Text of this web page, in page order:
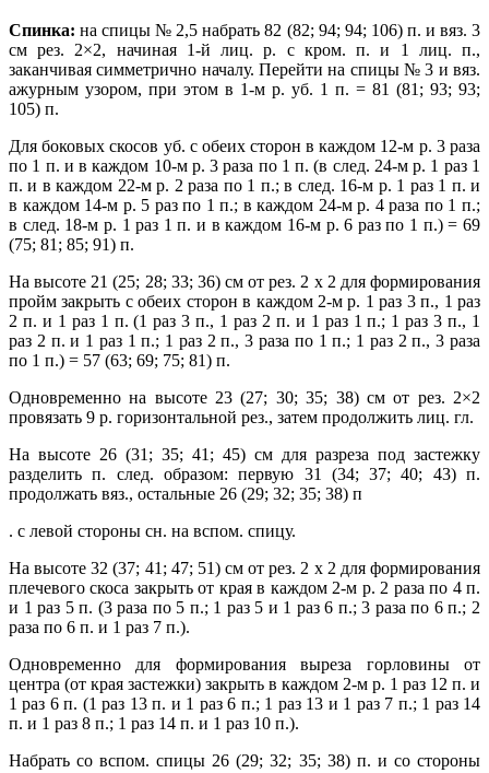
Спинка: на спицы № 2,5 набрать 82 (82; 94; 94; 106) п. и вяз. 3
см рез. 2×2, начиная 1-й лиц. р. с кром. п. и 1 лиц. п.,
заканчивая симметрично началу. Перейти на спицы № 3 и вяз.
ажурным узором, при этом в 1-м р. уб. 1 п. = 81 (81; 93; 93;
105) п.
Для боковых скосов уб. с обеих сторон в каждом 12-м р. 3 раза
по 1 п. и в каждом 10-м р. 3 раза по 1 п. (в след. 24-м р. 1 раз 1
п. и в каждом 22-м р. 2 раза по 1 п.; в след. 16-м р. 1 раз 1 п. и
в каждом 14-м р. 5 раз по 1 п.; в каждом 24-м р. 4 раза по 1 п.;
в след. 18-м р. 1 раз 1 п. и в каждом 16-м р. 6 раз по 1 п.) = 69
(75; 81; 85; 91) п.
На высоте 21 (25; 28; 33; 36) см от рез. 2 х 2 для формирования
пройм закрыть с обеих сторон в каждом 2-м р. 1 раз 3 п., 1 раз
2 п. и 1 раз 1 п. (1 раз 3 п., 1 раз 2 п. и 1 раз 1 п.; 1 раз 3 п., 1
раз 2 п. и 1 раз 1 п.; 1 раз 2 п., 3 раза по 1 п.; 1 раз 2 п., 3 раза
по 1 п.) = 57 (63; 69; 75; 81) п.
Одновременно на высоте 23 (27; 30; 35; 38) см от рез. 2×2
провязать 9 р. горизонтальной рез., затем продолжить лиц. гл.
На высоте 26 (31; 35; 41; 45) см для разреза под застежку
разделить п. след. образом: первую 31 (34; 37; 40; 43) п.
продолжать вяз., остальные 26 (29; 32; 35; 38) п
. с левой стороны сн. на вспом. спицу.
На высоте 32 (37; 41; 47; 51) см от рез. 2 х 2 для формирования
плечевого скоса закрыть от края в каждом 2-м р. 2 раза по 4 п.
и 1 раз 5 п. (3 раза по 5 п.; 1 раз 5 и 1 раз 6 п.; 3 раза по 6 п.; 2
раза по 6 п. и 1 раз 7 п.).
Одновременно для формирования выреза горловины от
центра (от края застежки) закрыть в каждом 2-м р. 1 раз 12 п. и
1 раз 6 п. (1 раз 13 п. и 1 раз 6 п.; 1 раз 13 и 1 раз 7 п.; 1 раз 14
п. и 1 раз 8 п.; 1 раз 14 п. и 1 раз 10 п.).
Набрать со вспом. спицы 26 (29; 32; 35; 38) п. и со стороны